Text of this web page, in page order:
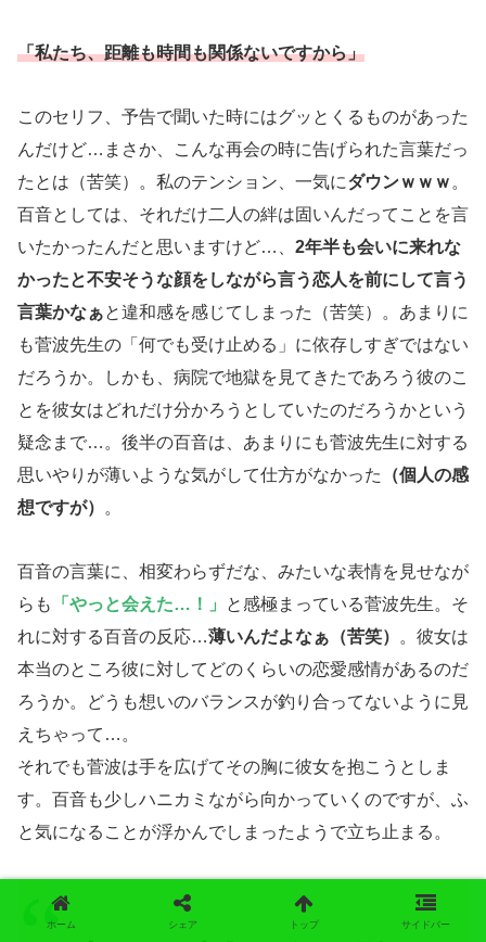
「私たち、距離も時間も関係ないですから」
このセリフ、予告で聞いた時にはグッとくるものがあった
んだけど…まさか、こんな再会の時に告げられた言葉だっ
たとは（苦笑）。私のテンション、一気にダウンｗｗｗ 。
百音としては、それだけ二人の絆は固いんだってことを言
いたかったんだと思いますけど…、 2年半も会いに来れな
かったと不安そうな顔をしながら言う恋人を前にして言う
言葉かなぁと違和感を感じてしまった（苦笑）。あまりに
も菅波先生の「何でも受け止める」に依存しすぎではない
だろうか。しかも、病院で地獄を見てきたであろう彼のこ
とを彼女はどれだけ分かろうとしていたのだろうかという
疑念まで…。後半の百音は、あまりにも菅波先生に対する
思いやりが薄いような気がして仕方がなかった
（個人の感
想ですが）
。
百音の言葉に、相変わらずだな、みたいな表情を見せなが
らも
「やっと会えた…！」
と感極まっている菅波先生。そ
れに対する百音の反応…薄いんだよなぁ（苦笑）
。彼女は
本当のところ彼に対してどのくらいの恋愛感情があるのだ
ろうか。どうも想いのバランスが釣り合ってないように見
えちゃって…。
それでも菅波は手を広げてその胸に彼女を抱こうとしま
す。百音も少しハニカミながら向かっていくのですが、ふ
と気になることが浮かんでしまったようで立ち止まる。
ホーム シェア トップ サイドバー